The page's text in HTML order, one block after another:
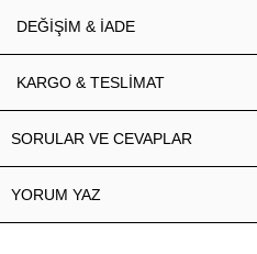
DEĞİŞİM & İADE
KARGO & TESLİMAT
SORULAR VE CEVAPLAR
YORUM YAZ